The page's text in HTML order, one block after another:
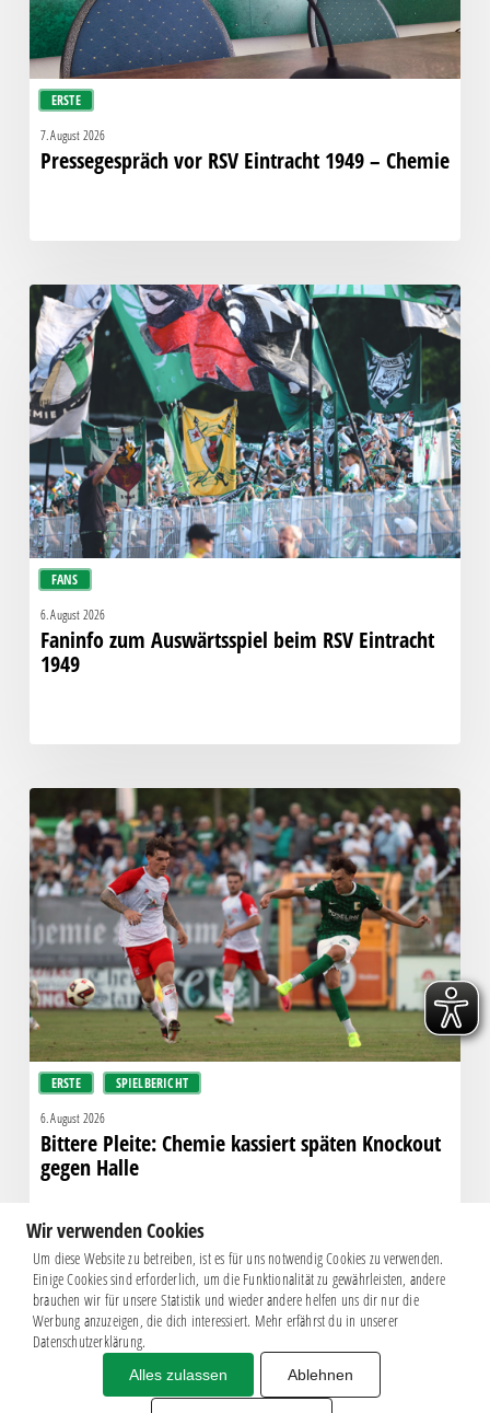
ERSTE
7. August 2026
Pressegespräch vor RSV Eintracht 1949 – Chemie
FANS
Faninfo
zum
Auswärtsspiel
beim
RSV
Eintracht
6. August 2026
Faninfo zum Auswärtsspiel beim RSV Eintracht
1949
ERSTE SPIELBERICHT
Pleite:
Chemie
kassiert
späten
Knockout
gegen
Halle
6. August 2026
Bittere Pleite: Chemie kassiert späten Knockout
gegen Halle
Impressum|Datenschutz
Wir verwenden Cookies
Um diese Website zu betreiben, ist es für uns notwendig Cookies zu verwenden.
Einige Cookies sind erforderlich, um die Funktionalität zu gewährleisten, andere
brauchen wir für unsere Statistik und wieder andere helfen uns dir nur die
Werbung anzuzeigen, die dich interessiert. Mehr erfährst du in unserer
Datenschutzerklärung.
Alles zulassen Ablehnen